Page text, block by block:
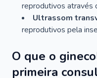
reprodutivos através
Ultrassom
reprodutivos pela
O que o
primeira